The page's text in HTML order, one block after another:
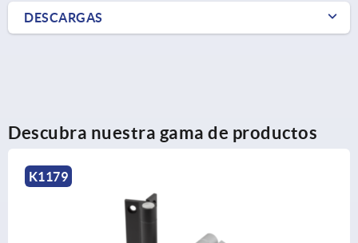
DESCARGAS
Descubra nuestra gama de productos